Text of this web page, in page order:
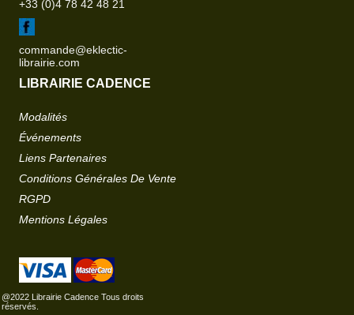
+33 (0)4 78 42 48 21
commande@eklectic-
librairie.com
LIBRAIRIE CADENCE
Modalités
Événements
Liens Partenaires
Conditions Générales De Vente
RGPD
Mentions Légales
@2022 Librairie Cadence Tous droits
réservés.